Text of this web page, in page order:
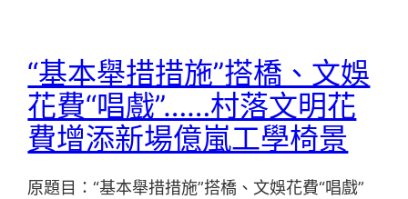
“基本舉措措施”搭橋、文娛
花費“唱戲”……村落文明花
費增添新場億嵐工學椅景
原題目：“基本舉措措施”搭橋、文娛花費“唱戲”